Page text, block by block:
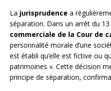
La jurisprudence a
séparation. Dans un arrêt du
commerciale de la Cour de
personnalité morale d’une
est établi qu’elle est fictive ou
patrimoines ». Cette décision
principe de séparation,